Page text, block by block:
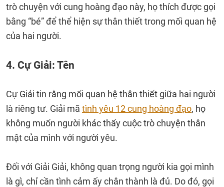
trò chuyện với cung hoàng đạo này, họ thích được gọi
bằng “bé” để thể hiện sự thân thiết trong mối quan hệ
của hai người.
4. Cự Giải: Tên
Cự Giải tin rằng mối quan hệ thân thiết giữa hai người
là riêng tư. Giải mã tình yêu 12 cung hoàng đạo, họ
không muốn người khác thấy cuộc trò chuyện thân
mật của mình với người yêu.
Đối với Giải Giải, không quan trọng người kia gọi mình
là gì, chỉ cần tình cảm ấy chân thành là đủ. Do đó, gọi